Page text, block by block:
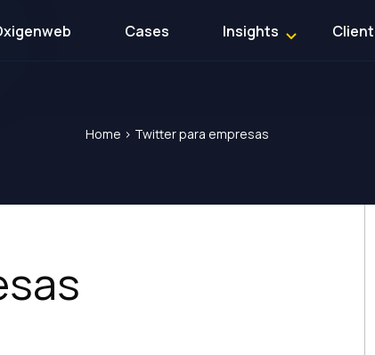
Cases Insights
Home > Twitter para empresas